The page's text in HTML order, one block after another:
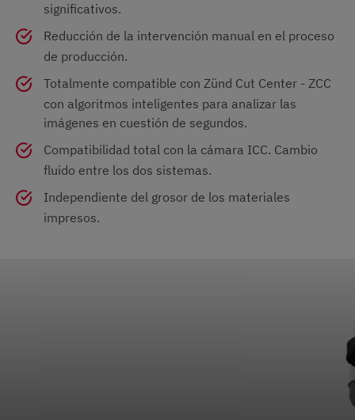
significativos.
Reducción de la intervención manual en el proceso
de producción.
Totalmente compatible con Zünd Cut Center - ZCC
con algoritmos inteligentes para analizar las
imágenes en cuestión de segundos.
Compatibilidad total con la cámara ICC. Cambio
fluido entre los dos sistemas.
Independiente del grosor de los materiales
impresos.